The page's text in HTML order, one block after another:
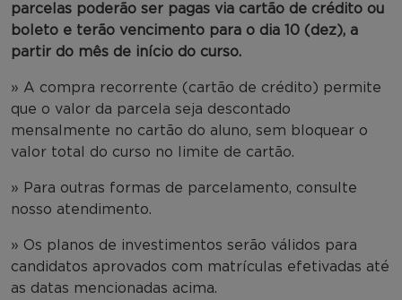
parcelas poderão ser pagas via cartão de crédito ou
boleto e terão vencimento para o dia 10 (dez), a
partir do mês de início do curso.
» A compra recorrente (cartão de crédito) permite
que o valor da parcela seja descontado
mensalmente no cartão do aluno, sem bloquear o
valor total do curso no limite de cartão.
» Para outras formas de parcelamento, consulte
nosso atendimento.
» Os planos de investimentos serão válidos para
candidatos aprovados com matrículas efetivadas até
as datas mencionadas acima.